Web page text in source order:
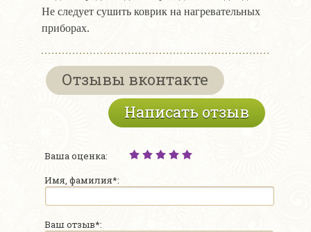
Не следует сушить коврик на нагревательных
приборах.
Отзывы вконтакте
Написать отзыв
Ваша оценка:
Имя, фамилия*:
Ваш отзыв*: